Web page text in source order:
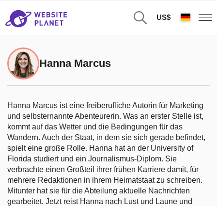
US$
Hanna Marcus
Hanna Marcus ist eine freiberufliche Autorin für Marketing
und selbsternannte Abenteurerin. Was an erster Stelle ist,
kommt auf das Wetter und die Bedingungen für das
Wandern. Auch der Staat, in dem sie sich gerade befindet,
spielt eine große Rolle. Hanna hat an der University of
Florida studiert und ein Journalismus-Diplom. Sie
verbrachte einen Großteil ihrer frühen Karriere damit, für
mehrere Redaktionen in ihrem Heimatstaat zu schreiben.
Mitunter hat sie für die Abteilung aktuelle Nachrichten
gearbeitet. Jetzt reist Hanna nach Lust und Laune und